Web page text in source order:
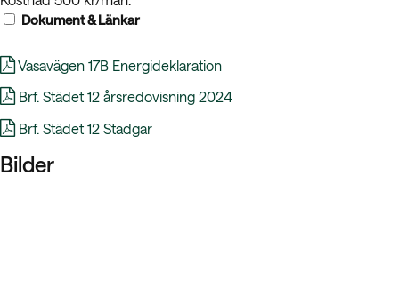
Dokument & Länkar
Vasavägen 17B Energideklaration
Brf. Städet 12 årsredovisning 2024
Brf. Städet 12 Stadgar
Bilder